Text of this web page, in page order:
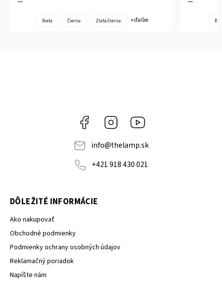
Biela Čierna Zlatá/čierna + ďalšie
Facebook Instagram
info@thelamp.sk
+421 918 430 021
DÔLEŽITÉ INFORMÁCIE
Ako nakupovať
Obchodné podmienky
Podmienky ochrany osobných údajov
Reklamačný poriadok
Napíšte nám